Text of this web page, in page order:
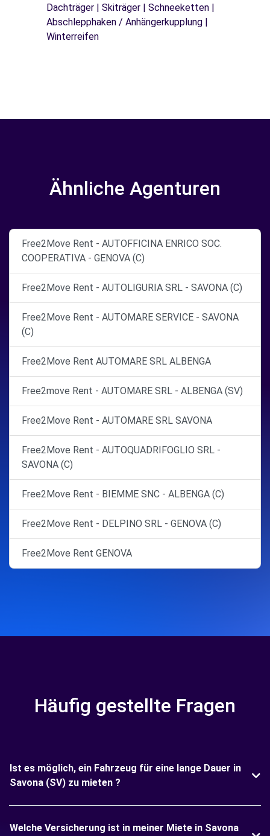
Dachträger | Skiträger | Schneeketten |
Abschlepphaken / Anhängerkupplung |
Winterreifen
Ähnliche Agenturen
Free2Move Rent - AUTOFFICINA ENRICO SOC.
COOPERATIVA - GENOVA (C)
Free2Move Rent - AUTOLIGURIA SRL - SAVONA (C)
Free2Move Rent - AUTOMARE SERVICE - SAVONA
(C)
Free2Move Rent AUTOMARE SRL ALBENGA
Free2move Rent - AUTOMARE SRL - ALBENGA (SV)
Free2Move Rent - AUTOMARE SRL SAVONA
Free2Move Rent - AUTOQUADRIFOGLIO SRL -
SAVONA (C)
Free2Move Rent - BIEMME SNC - ALBENGA (C)
Free2Move Rent - DELPINO SRL - GENOVA (C)
Free2Move Rent GENOVA
Häufig gestellte Fragen
Ist es möglich, ein Fahrzeug für eine lange Dauer in
Savona (SV) zu mieten ?
Welche Versicherung ist in meiner Miete in Savona